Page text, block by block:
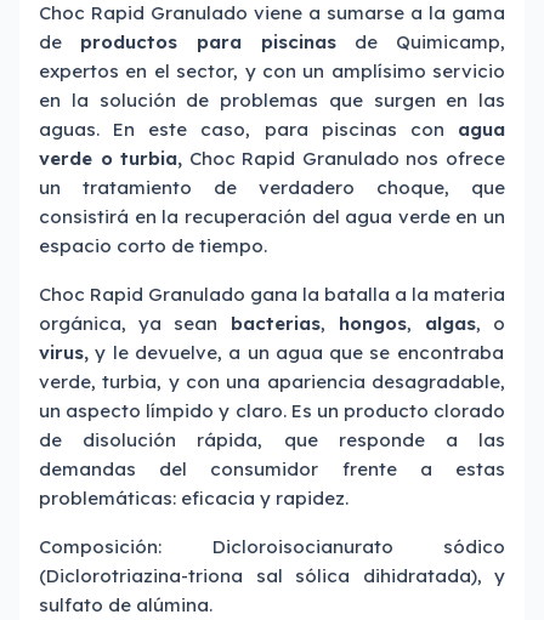
Choc Rapid Granulado viene a sumarse a la gama
de productos para piscinas de Quimicamp,
expertos en el sector, y con un amplísimo servicio
en la solución de problemas que surgen en las
aguas. En este caso, para piscinas con agua
verde o turbia, Choc Rapid Granulado nos ofrece
un tratamiento de verdadero choque, que
consistirá en la recuperación del agua verde en un
espacio corto de tiempo.
Choc Rapid Granulado gana la batalla a la materia
orgánica, ya sean bacterias, hongos, algas, o
virus, y le devuelve, a un agua que se encontraba
verde, turbia, y con una apariencia desagradable,
un aspecto límpido y claro. Es un producto clorado
de disolución rápida, que responde a las
demandas del consumidor frente a estas
problemáticas: eficacia y rapidez.
Composición: Dicloroisocianurato sódico
(Diclorotriazina-triona sal sólica dihidratada), y
sulfato de alúmina.